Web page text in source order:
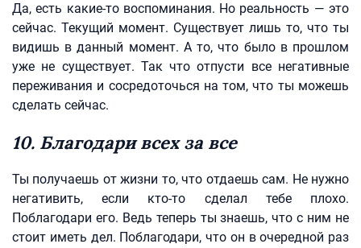
Да, есть какие-то воспоминания. Но реальность — это
сейчас. Текущий момент. Существует лишь то, что ты
видишь в данный момент. А то, что было в прошлом
уже не существует. Так что отпусти все негативные
переживания и сосредоточься на том, что ты можешь
сделать сейчас.
10. Благодари всех за все
Ты получаешь от жизни то, что отдаешь сам. Не нужно
негативить, если кто-то сделал тебе плохо.
Поблагодари его. Ведь теперь ты знаешь, что с ним не
стоит иметь дел. Поблагодари, что он в очередной раз